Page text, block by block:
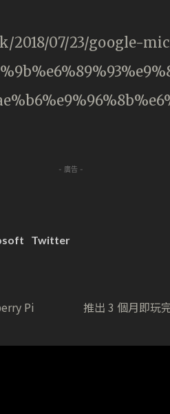
2018/07/23/google-
- 廣告 -
Twitter
Pi
推出 3 個月即玩